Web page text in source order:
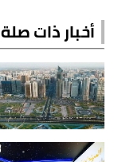
أخبار ذات صلة